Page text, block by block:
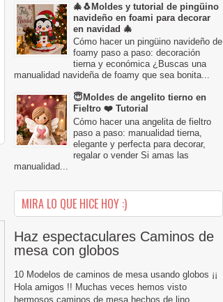
🎄🐧Moldes y tutorial de pingüino
navideño en foami para decorar
en navidad 🎄
Cómo hacer un pingüino navideño de
foamy paso a paso: decoración
tierna y económica ¿Buscas una
manualidad navideña de foamy que sea bonita...
😇Moldes de angelito tierno en
Fieltro ❤️ Tutorial
Cómo hacer una angelita de fieltro
paso a paso: manualidad tierna,
elegante y perfecta para decorar,
regalar o vender Si amas las
manualidad...
MIRA LO QUE HICE HOY :)
Haz espectaculares Caminos de
mesa con globos
10 Modelos de caminos de mesa usando globos ¡¡
Hola amigos !! Muchas veces hemos visto
hermosos caminos de mesa hechos de lino,